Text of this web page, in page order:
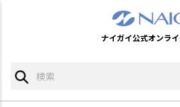
ナイガイ公式オンラ